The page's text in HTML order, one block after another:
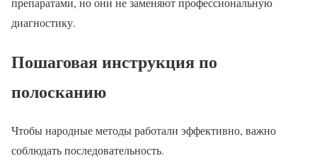
диагностику.
Пошаговая инструкция по
полосканию
Чтобы народные методы работали эффективно, важно
соблюдать последовательность.